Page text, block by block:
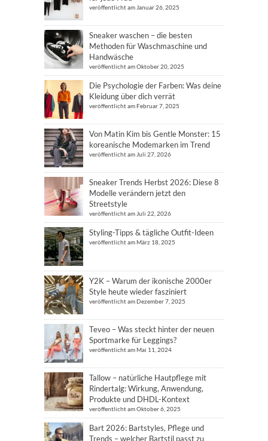
veröffentlicht am Januar 26, 2025
Sneaker waschen – die besten
Methoden für Waschmaschine und
Handwäsche
veröffentlicht am Oktober 20, 2025
Die Psychologie der Farben: Was deine
Kleidung über dich verrät
veröffentlicht am Februar 7, 2025
Von Matin Kim bis Gentle Monster: 15
koreanische Modemarken im Trend
veröffentlicht am Juli 27, 2026
Sneaker Trends Herbst 2026: Diese 8
Modelle verändern jetzt den
Streetstyle
veröffentlicht am Juli 22, 2026
Styling-Tipps & tägliche Outfit-Ideen
veröffentlicht am März 18, 2025
Y2K – Warum der ikonische 2000er
Style heute wieder fasziniert
veröffentlicht am Dezember 7, 2025
Teveo – Was steckt hinter der neuen
Sportmarke für Leggings?
veröffentlicht am Mai 11, 2024
Tallow – natürliche Hautpflege mit
Rindertalg: Wirkung, Anwendung,
Produkte und DHDL-Kontext
veröffentlicht am Oktober 6, 2025
Bart 2026: Bartstyles, Pflege und
Trends – welcher Bartstil passt zu